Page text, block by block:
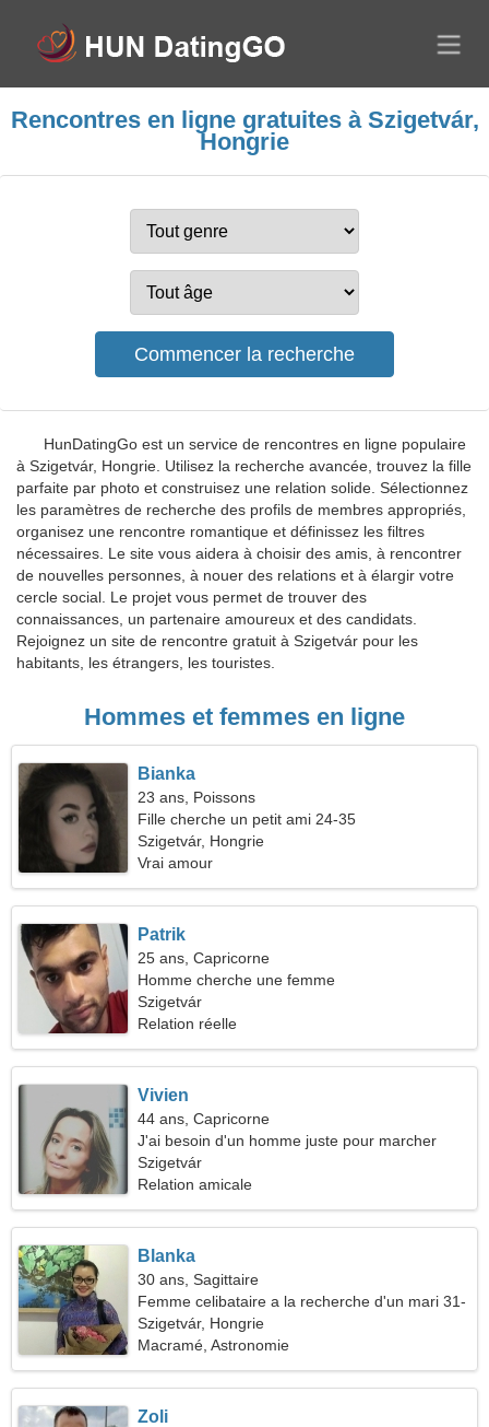
Rencontres en ligne gratuites à Szigetvár,
Hongrie
HunDatingGo est un service de rencontres en ligne populaire
à Szigetvár, Hongrie. Utilisez la recherche avancée, trouvez la fille
parfaite par photo et construisez une relation solide. Sélectionnez
les paramètres de recherche des profils de membres appropriés,
organisez une rencontre romantique et définissez les filtres
nécessaires. Le site vous aidera à choisir des amis, à rencontrer
de nouvelles personnes, à nouer des relations et à élargir votre
cercle social. Le projet vous permet de trouver des
connaissances, un partenaire amoureux et des candidats.
Rejoignez un site de rencontre gratuit à Szigetvár pour les
habitants, les étrangers, les touristes.
Hommes et femmes en ligne
Bianka
23 ans, Poissons
Fille cherche un petit ami 24-35
Szigetvár, Hongrie
Vrai amour
Patrik
25 ans, Capricorne
Homme cherche une femme
Szigetvár
Relation réelle
Vivien
44 ans, Capricorne
J'ai besoin d'un homme juste pour marcher
Szigetvár
Relation amicale
Blanka
30 ans, Sagittaire
Femme celibataire a la recherche d'un mari 31-
37
Szigetvár, Hongrie
Macramé, Astronomie
Zoli